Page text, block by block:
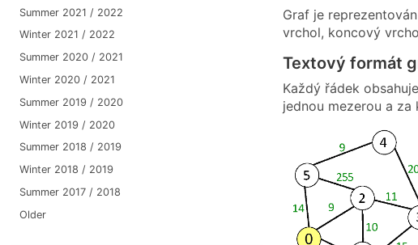
Summer 2021 / 2022
Winter 2021 / 2022
Summer 2020 / 2021
Winter 2020 / 2021
Summer 2019 / 2020
Winter 2019 / 2020
Summer 2018 / 2019
Winter 2018 / 2019
Summer 2017 / 2018
Older
Graf je
vrchol, koncový
Textový formát
Každý řádek
jednou mezerou a